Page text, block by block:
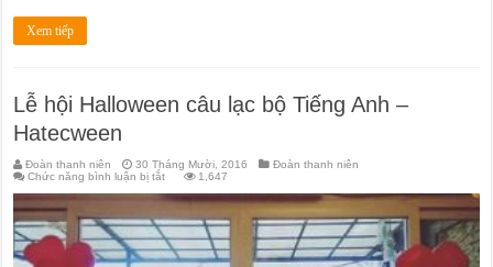
Xem tiếp
Lễ hội Halloween câu lạc bộ Tiếng Anh –
Hatecween
Đoàn thanh niên 30 Tháng Mười, 2016
Đoàn thanh niên
Chức năng bình luận bị tắtở
hội
câu
lạc
bộ
Tiếng
1,647